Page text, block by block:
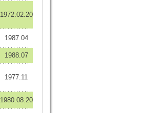
1972.02.20
1987.04
1988.07
1977.11
1980.08.20